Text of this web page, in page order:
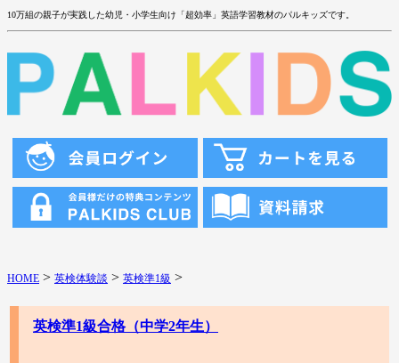
10万組の親子が実践した幼児・小学生向け「超効率」英語学習教材のパルキッズです。
HOME > 英検体験談 > 英検準1級 >
英検準1級合格（中学2年生）